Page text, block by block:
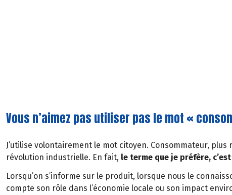
Vous n’aimez pas utiliser pas le mot «
J’utilise volontairement le mot citoyen. Consommateur, plus
révolution industrielle. En fait, le terme que je préfère,
Lorsqu’on s’informe sur le produit, lorsque nous le
compte son rôle dans l’économie locale ou son impact